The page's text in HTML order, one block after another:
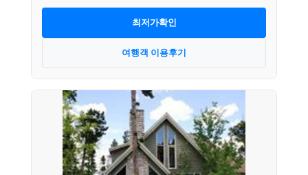
최저가확인
여행객 이용후기